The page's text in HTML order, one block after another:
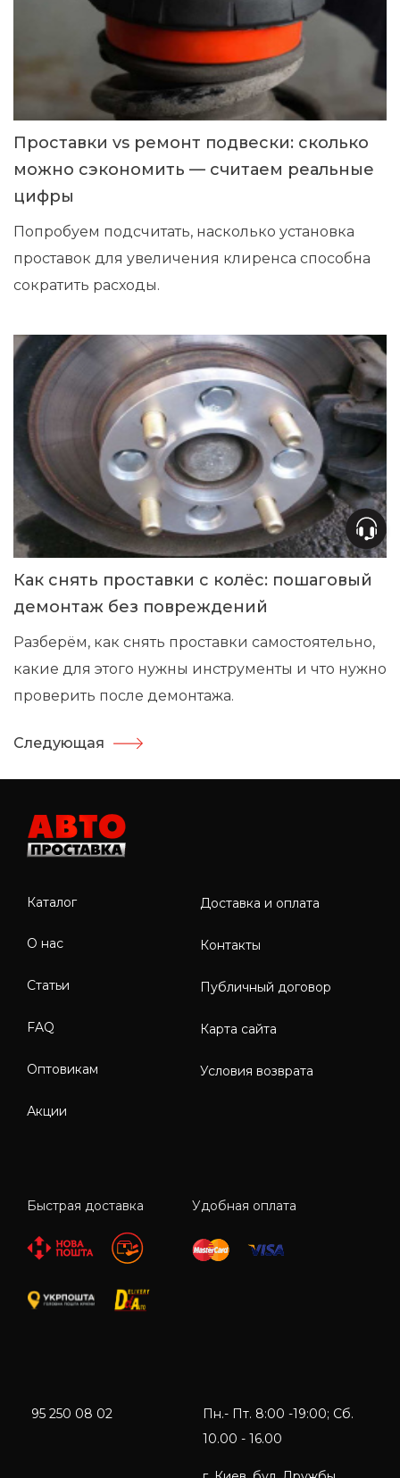
Проставки vs ремонт подвески: сколько
можно сэкономить — считаем реальные
цифры
Попробуем подсчитать, насколько установка
проставок для увеличения клиренса способна
сократить расходы.
Как снять проставки с колёс: пошаговый
демонтаж без повреждений
Разберём, как снять проставки самостоятельно,
какие для этого нужны инструменты и что нужно
проверить после демонтажа.
Следующая
Каталог
О нас
Статьи
FAQ
Оптовикам
Акции
Доставка и оплата
Контакты
Публичный договор
Карта сайта
Условия возврата
Быстрая доставка Удобная оплата
95 250 08 02
Пн.- Пт. 8:00 -19:00; Сб.
10.00 - 16.00